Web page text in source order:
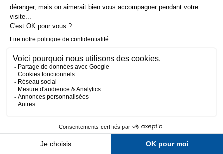
Ansereuilles
59136 Wavrin
France (métropole)
Du Lundi au Vendredi de de 8h à
17h30 (vendredi 16h30)
Nos tops catégories